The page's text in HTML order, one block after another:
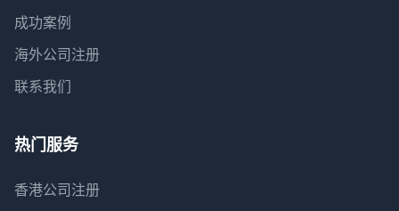
成功案例
海外公司注册
联系我们
热门服务
香港公司注册